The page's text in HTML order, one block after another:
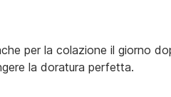
per la colazione il giorno
la doratura perfetta.